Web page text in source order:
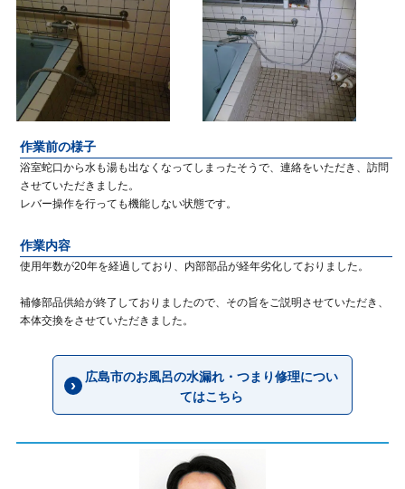
作業前の様子
浴室蛇口から水も湯も出なくなってしまったそうで、連絡をいただき、訪問
させていただきました。
レバー操作を行っても機能しない状態です。
作業内容
使用年数が20年を経過しており、内部部品が経年劣化しておりました。
補修部品供給が終了しておりましたので、その旨をご説明させていただき、
本体交換をさせていただきました。
広島市のお風呂の水漏れ・つまり修理につい
てはこちら